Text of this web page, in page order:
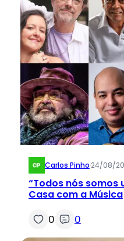
Carlos Pinho·24/08/
“Todos nós somos
Casa com a Música
0 0